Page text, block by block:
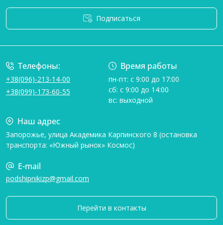
Подписаться
Телефоны:
+38(096)-213-14-00
+38(099)-173-60-55
Время работы
пн-пт: с 9:00 до 17:00
сб: с 9:00 до 14:00
вс: выходной
Наш адрес
Запорожье, улица Академика Карпинского 8 (остановка
транспорта: «Южный рынок» Космос)
E-mail
podshipnikizp@gmail.com
Перейти в контакты